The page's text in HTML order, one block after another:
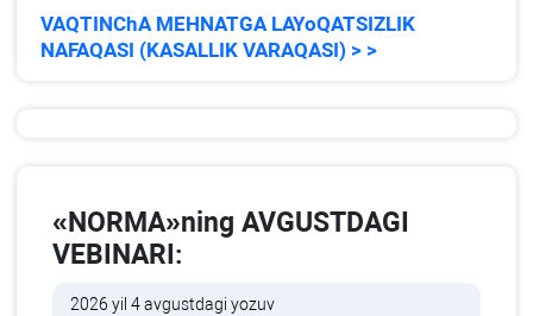
VAQTINChA MEHNATGA LAYoQATSIZLIK
NAFAQASI (KASALLIK VARAQASI) > >
«NORMA»ning AVGUSTDAGI
VEBINARI:
2026 yil 4 avgustdagi yozuv